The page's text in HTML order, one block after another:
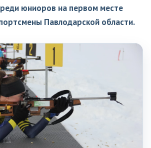
юниоров на первом месте
Павлодарской области.